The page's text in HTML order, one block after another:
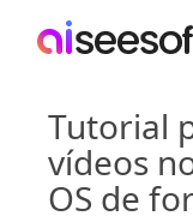
Tutorial
vídeos
OS de